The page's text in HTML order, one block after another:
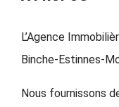
L’Agence
Binche-Estinnes-
Nous fournissons